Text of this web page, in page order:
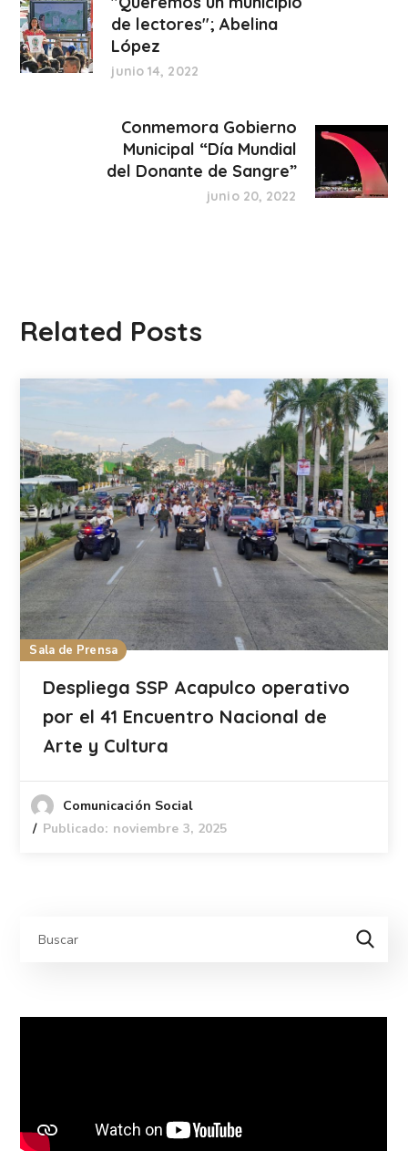
de lectores"; Abelina
López
junio 14, 2022
Conmemora Gobierno
Municipal “Día Mundial
del Donante de Sangre”
junio 20, 2022
Related Posts
Sala de Prensa
Despliega SSP Acapulco operativo
por el 41 Encuentro Nacional de
Arte y Cultura
Comunicación Social
Publicado: noviembre 3, 2025